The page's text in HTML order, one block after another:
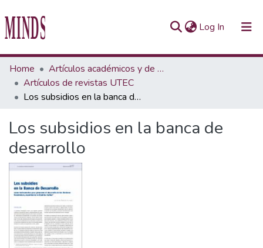
Log In (current)
Communities & Collections
All of Repository UTEC
Home
Artículos académicos y de opinión
Artículos de revistas UTEC
Los subsidios en la banca de desarrollo
Los subsidios en la banca de
desarrollo